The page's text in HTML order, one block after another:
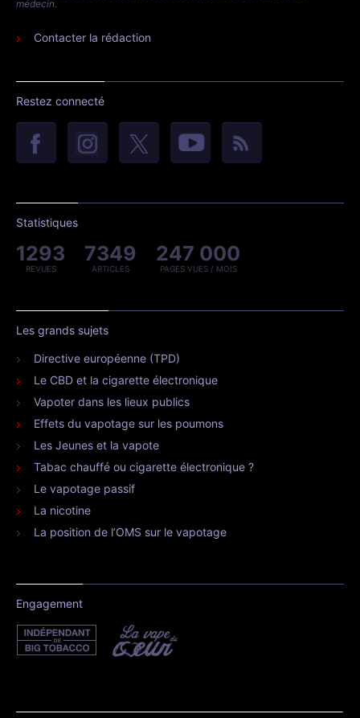
médecin.
Contacter la rédaction
Restez connecté
Statistiques
1293
REVUES
7349
ARTICLES
247 000
PAGES VUES / MOIS
Les grands sujets
Directive européenne (TPD)
Le CBD et la cigarette électronique
Vapoter dans les lieux publics
Effets du vapotage sur les poumons
Les Jeunes et la vapote
Tabac chauffé ou cigarette électronique ?
Le vapotage passif
La nicotine
La position de l’OMS sur le vapotage
Engagement